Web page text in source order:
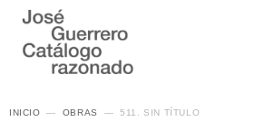
INICIO OBRAS 511. SIN TÍTULO